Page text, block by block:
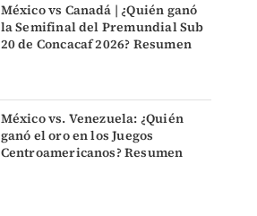
México vs Canadá | ¿Quién ganó
la Semifinal del Premundial Sub
20 de Concacaf 2026? Resumen
México vs. Venezuela: ¿Quién
ganó el oro en los Juegos
Centroamericanos? Resumen